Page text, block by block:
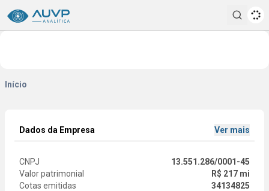
Início
Dados da Empresa Ver mais
CNPJ
13.551.286/0001-45
Valor patrimonial
R$ 217 mi
Cotas emitidas
34134825